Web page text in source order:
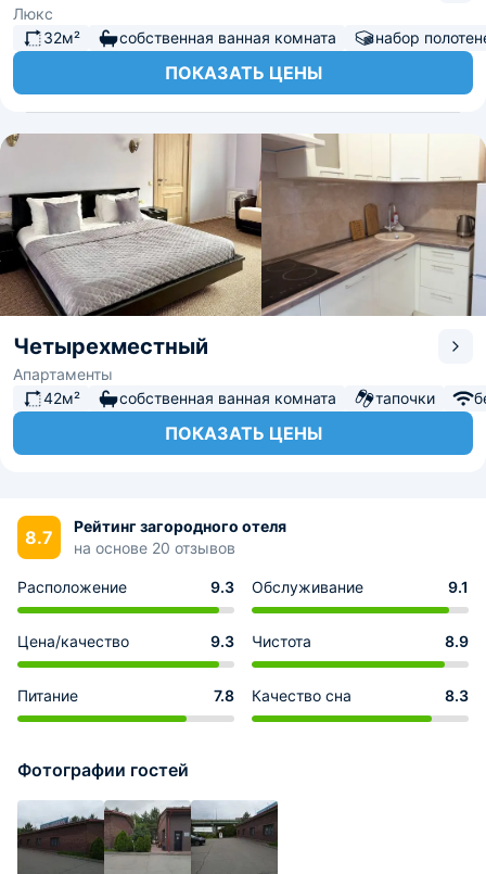
Люкс
32м²
собственная ванная комната набор
ПОКАЗАТЬ ЦЕНЫ
Четырехместный
Апартаменты
42м²
собственная ванная комната тапочки
ПОКАЗАТЬ ЦЕНЫ
8.7
Рейтинг загородного отеля
на основе 20 отзывов
Расположение 9.3 Обслуживание 9.1
Цена/качество 9.3 Чистота 8.9
Питание 7.8 Качество сна 8.3
Фотографии гостей